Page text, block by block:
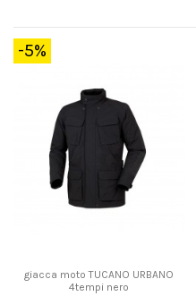
-5%
giacca moto TUCANO URBANO
4tempi nero